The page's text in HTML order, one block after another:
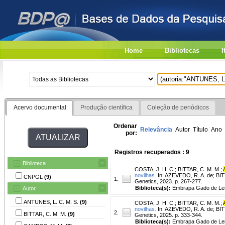
Home Bibliotecas
Acervo documental Produção científica Coleção de periódicos
Biblioteca
CNPGL (9)
Autor
ANTUNES, L. C. M. S. (9)
BITTAR, C. M. M. (9)
Ordenar
por: Relevância Autor Título Ano
Registros recuperados : 9
1.
COSTA, J. H. C. ; BITTAR, C. M. M. ;
novilhas.
In: AZEVEDO, R. A. de;
Genetics, 2023. p. 267-277.
Biblioteca(s): Embrapa Gado de
2.
COSTA, J. H. C. ; BITTAR, C. M. M. ;
novilhas.
In: AZEVEDO, R. A. de;
Genetics, 2025. p. 333-344.
Biblioteca(s): Embrapa Gado de